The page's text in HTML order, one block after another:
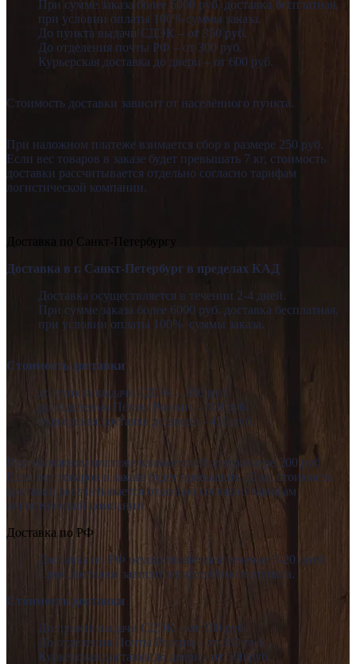
При сумме заказа более 6000 руб. доставка бесплатная,
при условии оплаты 100% суммы заказа.
До пункта выдачи СДЭК – от 350 руб.
До отделения почты РФ – от 300 руб.
Курьерская доставка до двери – от 600 руб.
Стоимость доставки зависит от населённого пункта.
При наложном платеже взимается сбор в размере 250 руб.
Если вес товаров в заказе будет превышать 7 кг, стоимость
доставки рассчитывается отдельно согласно тарифам
логистической компании.
Доставка по Санкт-Петербургу
Доставка в г. Санкт-Петербург в пределах КАД
Доставка осуществляется в течении 2-4 дней.
При сумме заказа более 6000 руб. доставка бесплатная,
при условии оплаты 100% суммы заказа.
Стоимость доставки
до пункта выдачи СДЭК – 350 руб.
до отделения Почты России – 300 руб.
курьерская доставка до двери - 450 руб.
При наложном платеже взимается сбор в размере 200 руб.
Если вес товаров в заказе будет превышать 10 кг, стоимость
доставки рассчитывается отдельно согласно тарифам
логистической компании.
Доставка по РФ
Доставка по РФ осуществляется в течение 3-20 дней.
Срок доставки зависит от населённого пункта.
Стоимость доставки
До пункта выдачи СДЭК – от 350 руб.
До отделения Почты России – от 300 руб.
Курьерская доставка до двери - от 500 руб.